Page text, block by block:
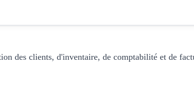
des clients, d'inventaire, de comptabilité et de